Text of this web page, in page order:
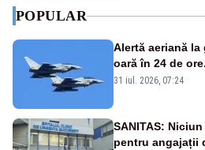
POPULAR
Alertă aeriană
oară în 24 de
Eurofighter
31 iul. 2026, 07:24
SANITAS:
pentru angajații